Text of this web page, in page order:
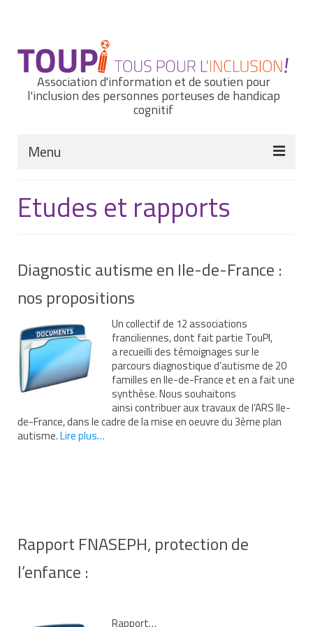
Association d'information et de soutien pour
l'inclusion des personnes porteuses de handicap
cognitif
Menu
Nous connaître
Nos missions et nos valeurs
Notre équipe
Nous contacter
Nos partenaires
Nos livres
Nos livres adaptés
Dossier MDPH
Taux de handicap et carte d’invalidité
Etudes et rapports
Diagnostic autisme en Ile-de-France :
nos propositions
Un collectif de 12 associations
franciliennes, dont fait partie TouPI,
a recueilli des témoignages sur le
parcours diagnostique d’autisme de 20
familles en Ile-de-France et en a fait une
synthèse. Nous souhaitons
ainsi contribuer aux travaux de l’ARS Ile-
de-France, dans le cadre de la mise en oeuvre du 3ème plan
autisme.Lire plus…
Rapport FNASEPH, protection de
l’enfance :
Rapport…